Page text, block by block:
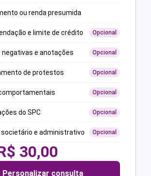
ou renda presumida
e limite de crédito Opcional
negativas e anotações Opcional
de protestos Opcional
Opcional
do SPC Opcional
societário e administrativo Opcional
30,00
Personalizar consulta